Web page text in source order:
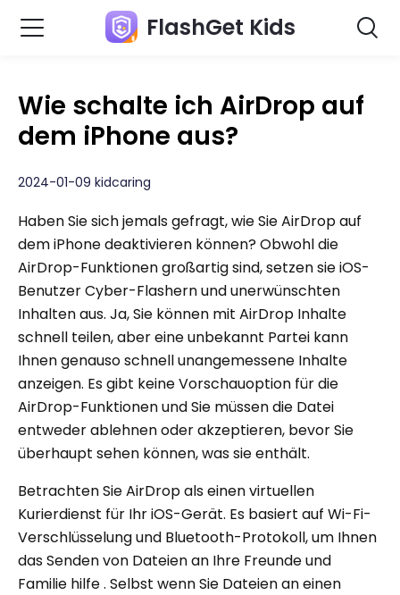
FlashGet Kids
Wie schalte ich AirDrop auf
dem iPhone aus?
2024-01-09 kidcaring
Haben Sie sich jemals gefragt, wie Sie AirDrop auf
dem iPhone deaktivieren können? Obwohl die
AirDrop-Funktionen großartig sind, setzen sie iOS-
Benutzer Cyber-Flashern und unerwünschten
Inhalten aus. Ja, Sie können mit AirDrop Inhalte
schnell teilen, aber eine unbekannt Partei kann
Ihnen genauso schnell unangemessene Inhalte
anzeigen. Es gibt keine Vorschauoption für die
AirDrop-Funktionen und Sie müssen die Datei
entweder ablehnen oder akzeptieren, bevor Sie
überhaupt sehen können, was sie enthält.
Betrachten Sie AirDrop als einen virtuellen
Kurierdienst für Ihr iOS-Gerät. Es basiert auf Wi-Fi-
Verschlüsselung und Bluetooth-Protokoll, um Ihnen
das Senden von Dateien an Ihre Freunde und
Familie hilfe . Selbst wenn Sie Dateien an einen